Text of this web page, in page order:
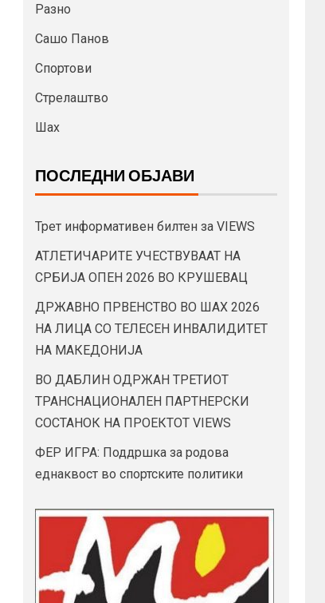
Разно
Сашо Панов
Спортови
Стрелаштво
Шах
ПОСЛЕДНИ ОБЈАВИ
Трет информативен билтен за VIEWS
АТЛЕТИЧАРИТЕ УЧЕСТВУВААТ НА
СРБИЈА ОПЕН 2026 ВО КРУШЕВАЦ
ДРЖАВНО ПРВЕНСТВО ВО ШАХ 2026
НА ЛИЦА СО ТЕЛЕСЕН ИНВАЛИДИТЕТ
НА МАКЕДОНИЈА
ВО ДАБЛИН ОДРЖАН ТРЕТИОТ
ТРАНСНАЦИОНАЛЕН ПАРТНЕРСКИ
СОСТАНОК НА ПРОЕКТОТ VIEWS
ФЕР ИГРА: Поддршка за родова
еднаквост во спортските политики